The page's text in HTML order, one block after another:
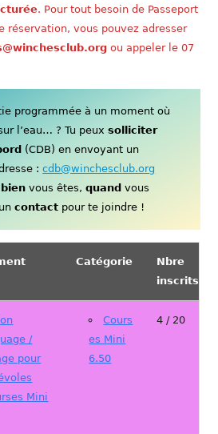
. Pour tout besoin de Passeport
réservation, vous pouvez adresser
ou appeler le 07
programmée à un moment où
l’eau… ? Tu peuxsolliciter
(CDB) en envoyant un
:cdb@winchesclub.org
vous êtes,quand vous
contact pour te joindre !
Catégorie
Nbre
inscrits
/
pour
Mini
Cours
es Mini
6.50
4 / 20